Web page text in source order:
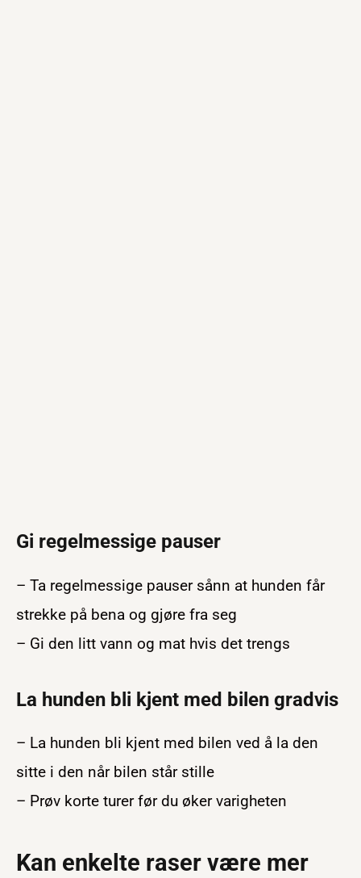
Gi regelmessige pauser
– Ta regelmessige pauser sånn at hunden får
strekke på bena og gjøre fra seg
– Gi den litt vann og mat hvis det trengs
La hunden bli kjent med bilen gradvis
– La hunden bli kjent med bilen ved å la den
sitte i den når bilen står stille
– Prøv korte turer før du øker varigheten
Kan enkelte raser være mer